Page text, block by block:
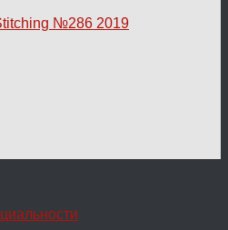
№286 2019